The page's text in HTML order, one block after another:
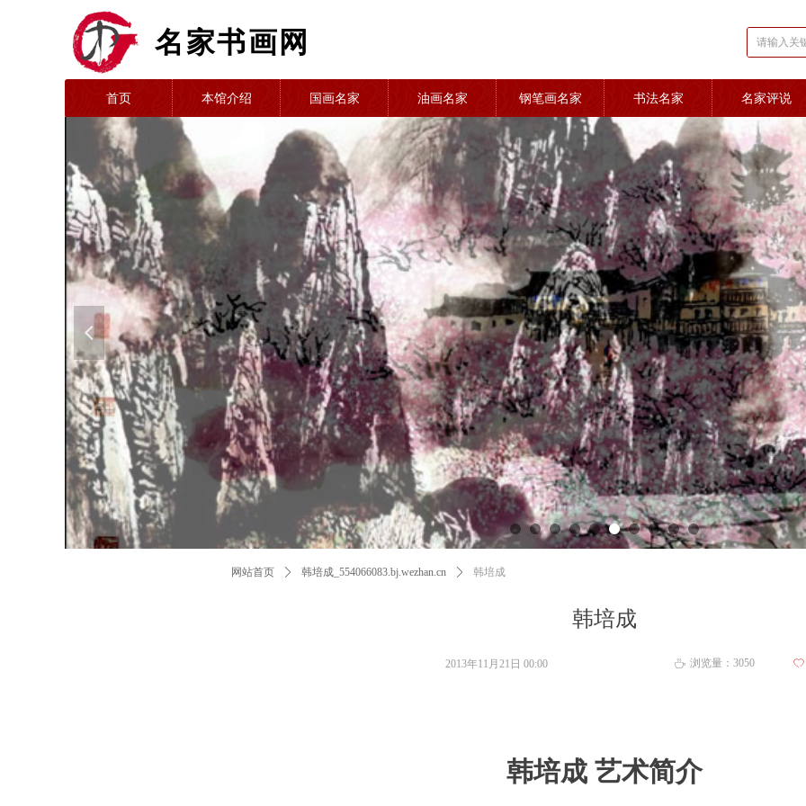
名家书画网
首页 本馆介绍 国画名家 油画名家 钢笔画名家 书法名家 名家评说
넳
韩培成
网站首页 ꄲ 韩培成_554066083.bj.wezhan.cn ꄲ 韩培成
韩培成 艺术简介
2013年11月21日 00:00 ꄘ 浏览量： 3050 ꄀ